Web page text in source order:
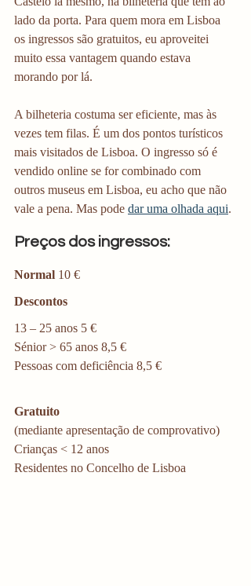
lado da porta. Para quem mora em Lisboa
os ingressos são gratuitos, eu aproveitei
muito essa vantagem quando estava
morando por lá.
A bilheteria costuma ser eficiente, mas às
vezes tem filas. É um dos pontos turísticos
mais visitados de Lisboa. O ingresso só é
vendido online se for combinado com
outros museus em Lisboa, eu acho que não
vale a pena. Mas pode dar uma olhada aqui.
Preços dos ingressos:
Normal 10 €
Descontos
13 – 25 anos 5 €
Sénior > 65 anos 8,5 €
Pessoas com deficiência 8,5 €
Gratuito
(mediante apresentação de comprovativo)
Crianças < 12 anos
Residentes no Concelho de Lisboa